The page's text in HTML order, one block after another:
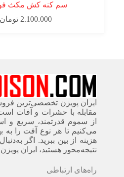
سم کنه کش مکث
2.100.000 تومان
ایران پویزن تخصصی‌ترین
مقابله با حشرات و آفات
از سموم قدرتمند، سریع‌ و
می‌کنیم تا هر نوع آفت را به
هزینه از بین ببرید. اگر
نتیجه‌محور هستید، ایران
راه‌های ارتباطی